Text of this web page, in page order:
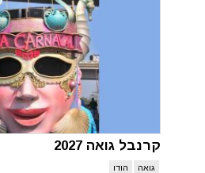
קרנבל גואה 2027
גואה הודו